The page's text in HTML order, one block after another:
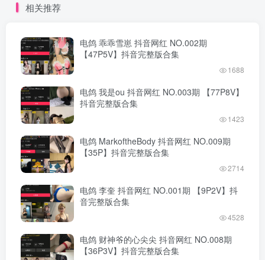
相关推荐
电鸽 乖乖雪崽 抖音网红 NO.002期
【47P5V】抖音完整版合集
1688
电鸽 我是ou 抖音网红 NO.003期 【77P8V】
抖音完整版合集
1423
电鸽 MarkoftheBody 抖音网红 NO.009期
【35P】抖音完整版合集
2714
电鸽 李奎 抖音网红 NO.001期 【9P2V】抖
音完整版合集
4528
电鸽 财神爷的心尖尖 抖音网红 NO.008期
【36P3V】抖音完整版合集